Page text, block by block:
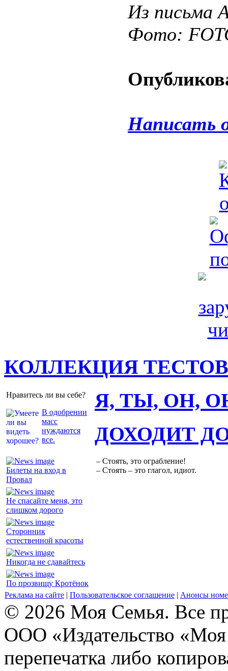
Из письма
Фото:
Написать
КОЛЛЕКЦИЯ ТЕСТОВ
Нравитесь ли вы себе?
В одобрении
масс
нуждаются
все.
Я, ТЫ, ОН,
Билеты на вход в
Провал
Не спасайте меня, это
слишком дорого
Сторонник
естественной красоты
Никогда не сдавайтесь
По прозвищу Кротёнок
ДОХОДИТ
– Стоять, это ограбление!
– Стоять – это глагол, идиот.
Реклама на сайте | Пользовательское соглашение | Анонсы
© 2026 Моя Семья. Все
ООО «Издательство
перепечатка либо